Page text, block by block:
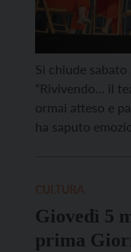
Si chiude
“Rivivendo… il
ormai atteso e
ha saputo
Giovedì 5
prima